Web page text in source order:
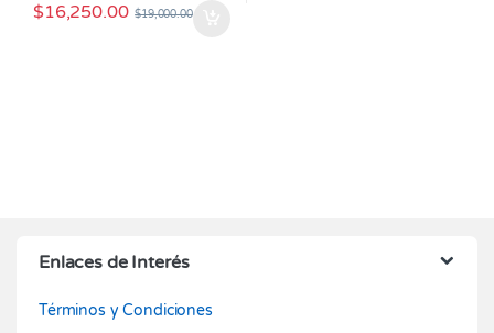
$16,250.00 $19,000.00
Enlaces de Interés
Términos y Condiciones